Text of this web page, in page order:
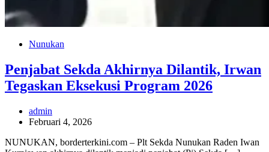
Nunukan
Penjabat Sekda Akhirnya Dilantik, Irwan
Tegaskan Eksekusi Program 2026
admin
Februari 4, 2026
NUNUKAN, borderterkini.com – Plt Sekda Nunukan Raden Iwan